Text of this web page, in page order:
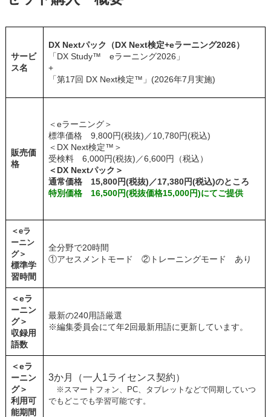
サービ
ス名
DX Nextパック（DX Next検定+eラーニング2026）
「DX Study™ eラーニング2026」
+
「第17回 DX Next検定™」(2026年7月実施)
販売価
格
＜eラーニング＞
標準価格 9,800円(税抜)／10,780円(税込)
＜DX Next検定™＞
受検料 6,000円(税抜)／6,600円（税込）
＜DX Nextパック＞
通常価格 15,800円(税抜)／17,380円(税込)のところ
特別価格 16,500円(税抜価格15,000円)にてご提供
＜eラ
ーニン
グ＞
標準学
習時間
全分野で20時間
①アセスメントモード ②トレーニングモード あり
＜eラ
ーニン
グ＞
収録用
語数
最新の240用語厳選
※編集委員会にて年2回最新用語に更新しています。
＜eラ
ーニン
グ＞
利用可
能期間
3か月（一人1ライセンス契約）
※スマートフォン、PC、タブレットなどで同期していつ
でもどこでも学習可能です。